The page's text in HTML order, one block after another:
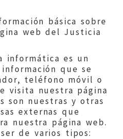
básica sobre
web del Justicia
informática es un
que se
teléfono móvil o
visita nuestra página
son nuestras y otras
externas que
nuestra página web.
de varios tipos: